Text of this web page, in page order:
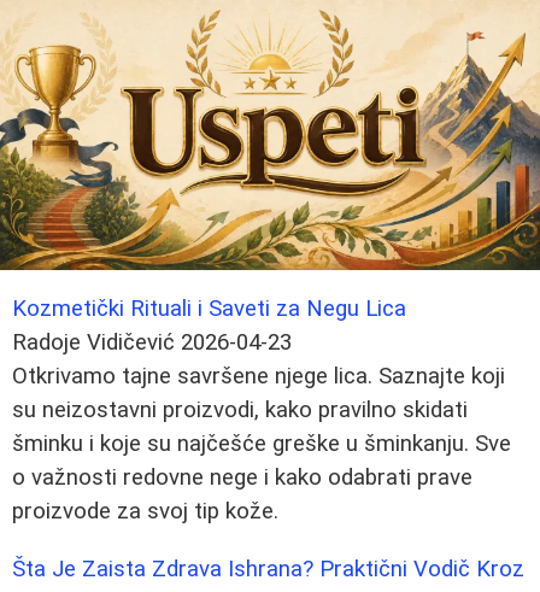
Kozmetički Rituali i Saveti za Negu Lica
Radoje Vidičević 2026-04-23
Otkrivamo tajne savršene njege lica. Saznajte koji
su neizostavni proizvodi, kako pravilno skidati
šminku i koje su najčešće greške u šminkanju. Sve
o važnosti redovne nege i kako odabrati prave
proizvode za svoj tip kože.
Šta Je Zaista Zdrava Ishrana? Praktični Vodič Kroz